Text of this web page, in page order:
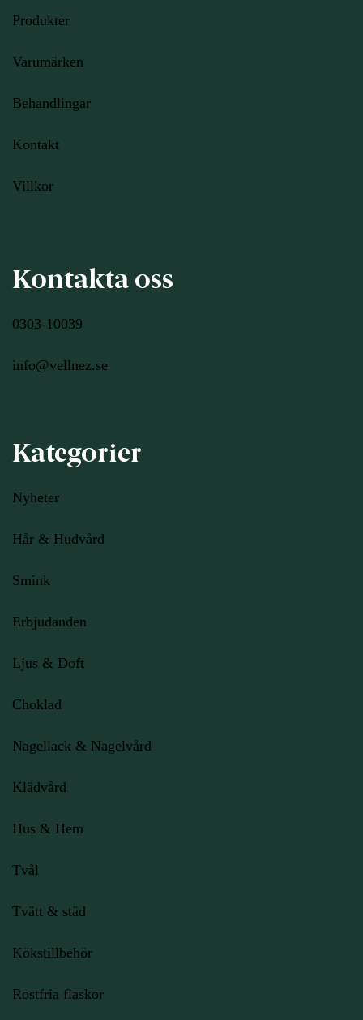
Produkter
Varumärken
Behandlingar
Kontakt
Villkor
Kontakta oss
0303-10039
info@vellnez.se
Kategorier
Nyheter
Hår & Hudvård
Smink
Erbjudanden
Ljus & Doft
Choklad
Nagellack & Nagelvård
Klädvård
Hus & Hem
Tvål
Tvätt & städ
Kökstillbehör
Rostfria flaskor